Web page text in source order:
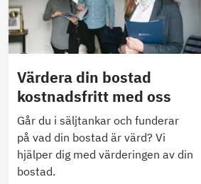
Värdera din bostad
kostnadsfritt med oss
Går du i säljtankar och funderar
på vad din bostad är värd? Vi
hjälper dig med värderingen av din
bostad.